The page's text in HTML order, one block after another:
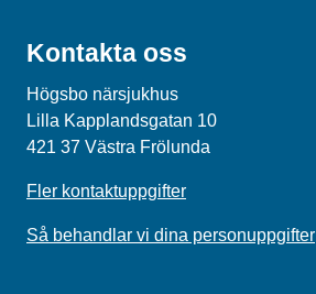
Kontakta oss
Högsbo närsjukhus
Lilla Kapplandsgatan 10
421 37 Västra Frölunda
Fler kontaktuppgifter
Så behandlar vi dina personuppgifter